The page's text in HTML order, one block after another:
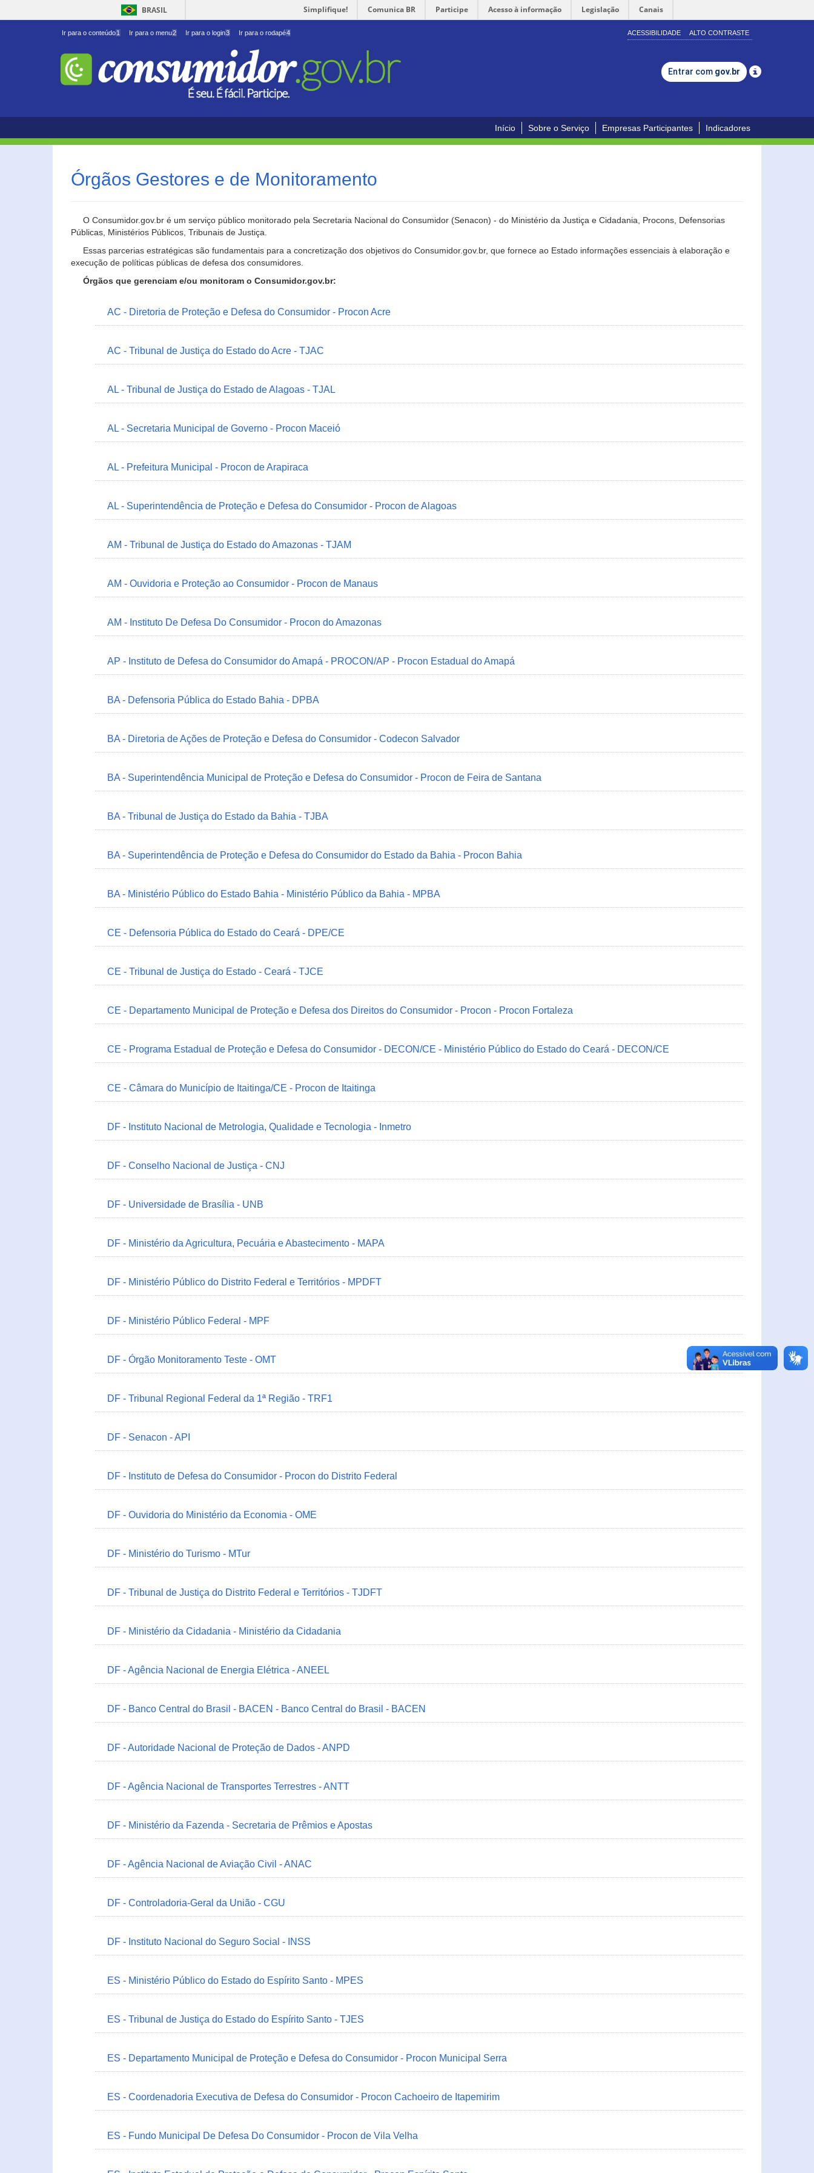
BRASIL Simplifique! Comunica BR Participe Acesso à informação Legislação Canais
Ir para o conteúdo1 Ir para o menu2 Ir para o login3 Ir para o rodapé4 ACESSIBILIDADE ALTO CONTRASTE
Entrar com gov.br
Início Sobre o Serviço Empresas Participantes Indicadores
Órgãos Gestores e de Monitoramento
O Consumidor.gov.br é um serviço público monitorado pela Secretaria Nacional do Consumidor (Senacon) - do Ministério da Justiça e Cidadania, Procons, Defensorias
Públicas, Ministérios Públicos, Tribunais de Justiça.
Essas parcerias estratégicas são fundamentais para a concretização dos objetivos do Consumidor.gov.br, que fornece ao Estado informações essenciais à elaboração e
execução de políticas públicas de defesa dos consumidores.
Órgãos que gerenciam e/ou monitoram o Consumidor.gov.br:
AC - Diretoria de Proteção e Defesa do Consumidor - Procon Acre
AC - Tribunal de Justiça do Estado do Acre - TJAC
AL - Tribunal de Justiça do Estado de Alagoas - TJAL
AL - Secretaria Municipal de Governo - Procon Maceió
AL - Prefeitura Municipal - Procon de Arapiraca
AL - Superintendência de Proteção e Defesa do Consumidor - Procon de Alagoas
AM - Tribunal de Justiça do Estado do Amazonas - TJAM
AM - Ouvidoria e Proteção ao Consumidor - Procon de Manaus
AM - Instituto De Defesa Do Consumidor - Procon do Amazonas
AP - Instituto de Defesa do Consumidor do Amapá - PROCON/AP - Procon Estadual do Amapá
BA - Defensoria Pública do Estado Bahia - DPBA
BA - Diretoria de Ações de Proteção e Defesa do Consumidor - Codecon Salvador
BA - Superintendência Municipal de Proteção e Defesa do Consumidor - Procon de Feira de Santana
BA - Tribunal de Justiça do Estado da Bahia - TJBA
BA - Superintendência de Proteção e Defesa do Consumidor do Estado da Bahia - Procon Bahia
BA - Ministério Público do Estado Bahia - Ministério Público da Bahia - MPBA
CE - Defensoria Pública do Estado do Ceará - DPE/CE
CE - Tribunal de Justiça do Estado - Ceará - TJCE
CE - Departamento Municipal de Proteção e Defesa dos Direitos do Consumidor - Procon - Procon Fortaleza
CE - Programa Estadual de Proteção e Defesa do Consumidor - DECON/CE - Ministério Público do Estado do Ceará - DECON/CE
CE - Câmara do Município de Itaitinga/CE - Procon de Itaitinga
DF - Instituto Nacional de Metrologia, Qualidade e Tecnologia - Inmetro
DF - Conselho Nacional de Justiça - CNJ
DF - Universidade de Brasília - UNB
DF - Ministério da Agricultura, Pecuária e Abastecimento - MAPA
DF - Ministério Público do Distrito Federal e Territórios - MPDFT
DF - Ministério Público Federal - MPF
DF - Órgão Monitoramento Teste - OMT
DF - Tribunal Regional Federal da 1ª Região - TRF1
DF - Senacon - API
DF - Instituto de Defesa do Consumidor - Procon do Distrito Federal
DF - Ouvidoria do Ministério da Economia - OME
DF - Ministério do Turismo - MTur
DF - Tribunal de Justiça do Distrito Federal e Territórios - TJDFT
DF - Ministério da Cidadania - Ministério da Cidadania
DF - Agência Nacional de Energia Elétrica - ANEEL
DF - Banco Central do Brasil - BACEN - Banco Central do Brasil - BACEN
DF - Autoridade Nacional de Proteção de Dados - ANPD
DF - Agência Nacional de Transportes Terrestres - ANTT
DF - Ministério da Fazenda - Secretaria de Prêmios e Apostas
DF - Agência Nacional de Aviação Civil - ANAC
DF - Controladoria-Geral da União - CGU
DF - Instituto Nacional do Seguro Social - INSS
ES - Ministério Público do Estado do Espírito Santo - MPES
ES - Tribunal de Justiça do Estado do Espírito Santo - TJES
ES - Departamento Municipal de Proteção e Defesa do Consumidor - Procon Municipal Serra
ES - Coordenadoria Executiva de Defesa do Consumidor - Procon Cachoeiro de Itapemirim
ES - Fundo Municipal De Defesa Do Consumidor - Procon de Vila Velha